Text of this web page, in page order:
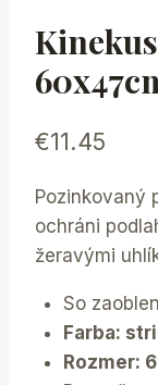
€11.45
Pozinkovaný
ochráni
žeravými
​So
Farba:
Rozmer: